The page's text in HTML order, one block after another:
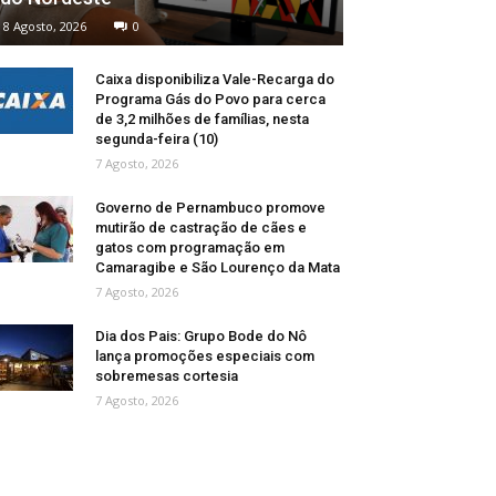
8 Agosto, 2026 0
Caixa disponibiliza Vale-Recarga do
Programa Gás do Povo para cerca
de 3,2 milhões de famílias, nesta
segunda-feira (10)
7 Agosto, 2026
Governo de Pernambuco promove
mutirão de castração de cães e
gatos com programação em
Camaragibe e São Lourenço da Mata
7 Agosto, 2026
Dia dos Pais: Grupo Bode do Nô
lança promoções especiais com
sobremesas cortesia
7 Agosto, 2026